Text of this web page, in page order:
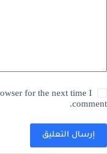
for the next time I
comment.
إرسال التعليق